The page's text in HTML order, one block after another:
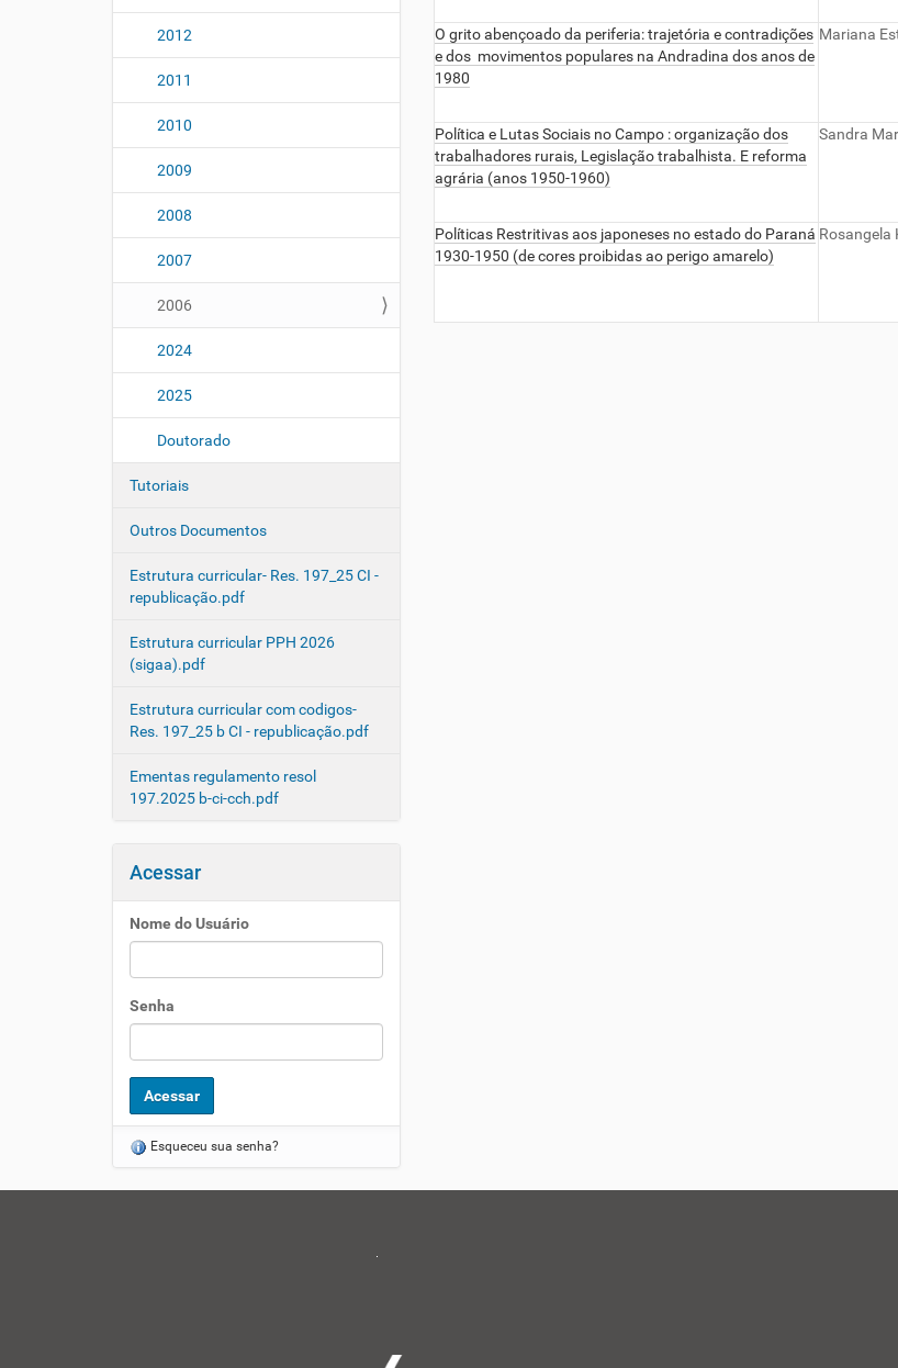
2012
2011
2010
2009
2008
2007
2006
2024
2025
Doutorado
Tutoriais
Outros Documentos
Estrutura curricular- Res. 197_25 CI -
republicação.pdf
Estrutura curricular PPH 2026
(sigaa).pdf
Estrutura curricular com codigos-
Res. 197_25 b CI - republicação.pdf
Ementas regulamento resol
197.2025 b-ci-cch.pdf
Acessar
Nome do Usuário
Senha
Esqueceu sua senha?
O grito abençoado da periferia: trajetória e contradições
e dos movimentos populares na Andradina dos anos de
1980
Mariana
Política e Lutas Sociais no Campo : organização dos
trabalhadores rurais, Legislação trabalhista. E reforma
agrária (anos 1950-1960)
Sandra
Políticas Restritivas aos japoneses no estado do Paraná
1930-1950 (de cores proibidas ao perigo amarelo)
Rosangela